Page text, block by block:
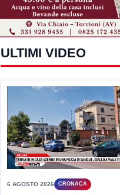
ULTIMI VIDEO